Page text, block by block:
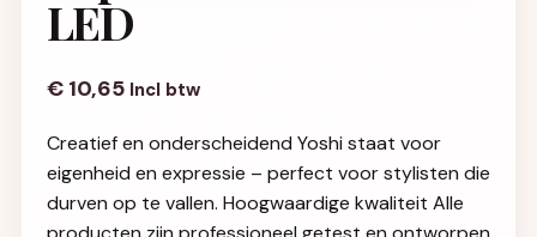
LED
€ 10,65 Incl btw
Creatief en onderscheidend Yoshi staat voor
eigenheid en expressie – perfect voor stylisten die
durven op te vallen. Hoogwaardige kwaliteit Alle